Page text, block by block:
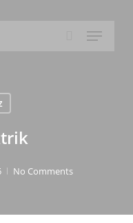
Menu
No Comments